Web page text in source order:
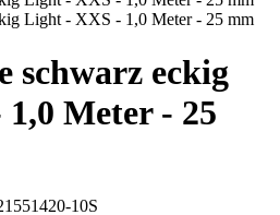
schwarz eckig
Meter - 25
10S